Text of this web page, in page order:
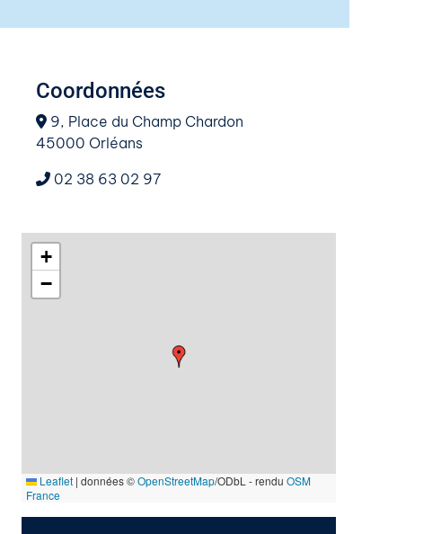
Coordonnées
9, Place du Champ Chardon
45000 Orléans
02 38 63 02 97
+
−
Leaflet | données ©OpenStreetMap/ODbL - rendu OSM
France